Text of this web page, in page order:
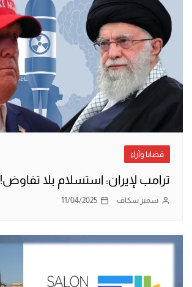
قضايا وآراء
ترامب لإيران: استسلام بلا تفاوض!
سمير سكاف 11/04/2025